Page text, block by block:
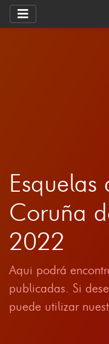
Esquelas
Coruña
2022
Aqui podrá
publicadas. Si
puede utilizar